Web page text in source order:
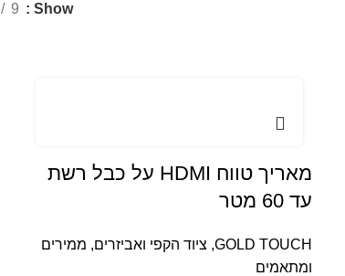
Show
9
מאריך טווח HDMI על כבל רשת
עד 60 מטר
GOLD TOUCH
, ציוד הקפי ואביזרים, ממירים
ומתאמים